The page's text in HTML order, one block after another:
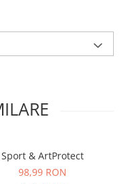
Sport & ArtProtect
98,99 RON